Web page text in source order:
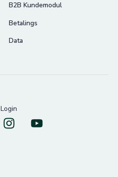
B2B Kundemodul
Betalings
Data
Login